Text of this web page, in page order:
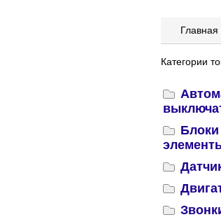
Главная
Категории
Блоки